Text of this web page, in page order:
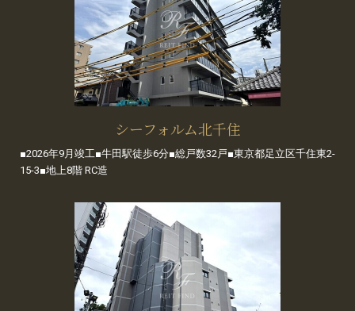
シーフォルム北千住
■2026年9月竣工■牛田駅徒歩6分■総戸数32戸■東京都足立区千住東2-
15-3■地上8階 RC造